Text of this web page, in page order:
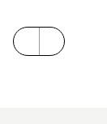
limitée, des
destinées à la